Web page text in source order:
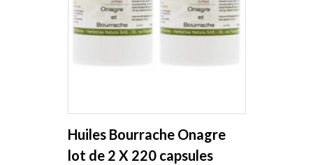
Huiles Bourrache Onagre
lot de 2 X 220 capsules